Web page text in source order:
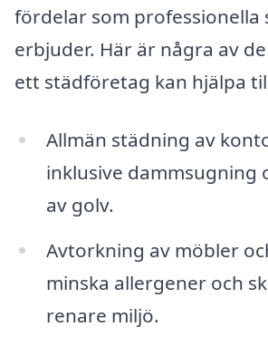
fördelar som
erbjuder. Här är några av
ett städföretag kan hjälpa
Allmän städning av
inklusive dammsugning
av golv.
Avtorkning av möbler
minska allergener och
renare miljö.